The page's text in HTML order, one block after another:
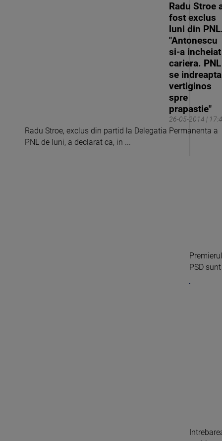
26-05-2014 |
Radu Stroe
fost exclus
luni din
"Antonescu
si-a incheiat
cariera. PNL
se indreapta
vertiginos
spre
prapastie"
Radu Stroe, exclus din partid la Delegatia Permanenta a
PNL de luni, a declarat ca, in ...
PSD